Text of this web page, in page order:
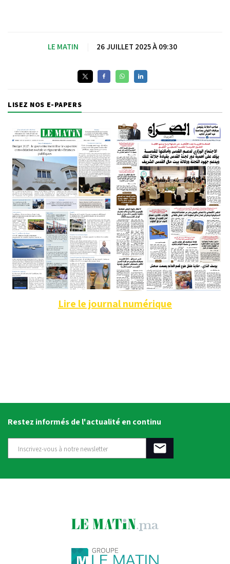
LE MATIN 26 JUILLET 2025 À 09:30
LISEZ NOS E-PAPERS
Lire le journal numérique
Restez informés de l'actualité en continu